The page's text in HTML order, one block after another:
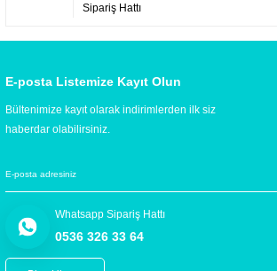
Sipariş Hattı
E-posta Listemize Kayıt Olun
Bültenimize kayıt olarak indirimlerden ilk siz
haberdar olabilirsiniz.
Whatsapp Sipariş Hattı
0536 326 33 64